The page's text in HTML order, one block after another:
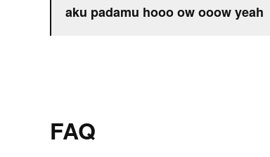
aku padamu hooo ow ooow yeah
FAQ